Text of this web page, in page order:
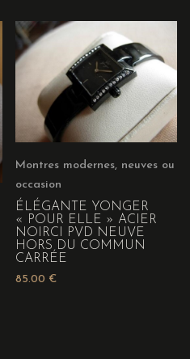
Montres modernes, neuves ou
occasion
ÉLÉGANTE YONGER
« POUR ELLE » ACIER
NOIRCI PVD NEUVE
HORS DU COMMUN
CARRÉE
85.00 €